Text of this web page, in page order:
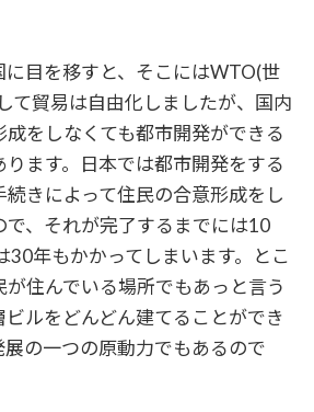
に目を移すと、そこにはWTO(世
て貿易は自由化しましたが、国内
をしなくても都市開発ができる
ります。日本では都市開発をする
続きによって住民の合意形成をし
で、それが完了するまでには10
30年もかかってしまいます。とこ
住んでいる場所でもあっと言う
ルをどんどん建てることができ
展の一つの原動力でもあるので